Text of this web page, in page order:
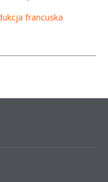
francuska